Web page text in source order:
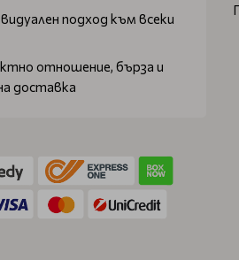
подход към всеки
отношение, бърза и
доставка